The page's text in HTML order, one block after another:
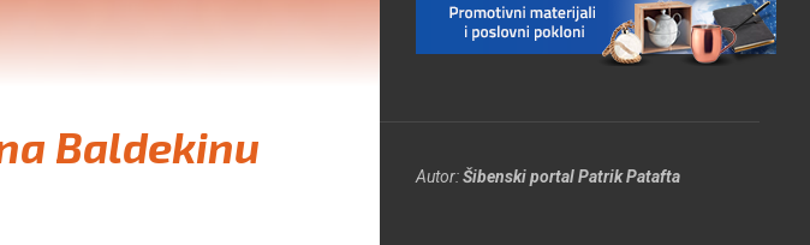
Baldekinu
Autor:Šibenski portal Patrik Patafta